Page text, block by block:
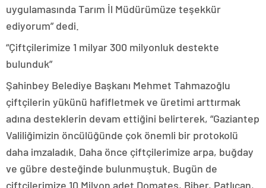
uygulamasında Tarım İl Müdürümüze teşekkür
ediyorum” dedi.
“Çiftçilerimize 1 milyar 300 milyonluk destekte
bulunduk”
Şahinbey Belediye Başkanı Mehmet Tahmazoğlu
çiftçilerin yükünü hafifletmek ve üretimi arttırmak
adına desteklerin devam ettiğini belirterek, “Gaziantep
Valiliğimizin öncülüğünde çok önemli bir protokolü
daha imzaladık. Daha önce çiftçilerimize arpa, buğday
ve gübre desteğinde bulunmuştuk. Bugün de
çiftçilerimize 10 Milyon adet Domates, Biber, Patlıcan,